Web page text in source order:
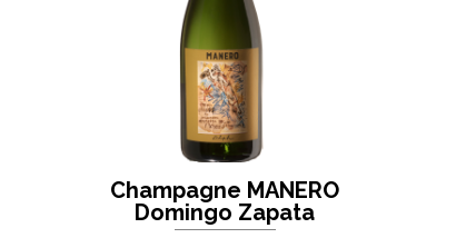
Champagne MANERO
Domingo Zapata